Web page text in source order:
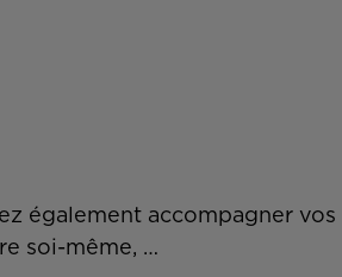
également accompagner
soi-même, …